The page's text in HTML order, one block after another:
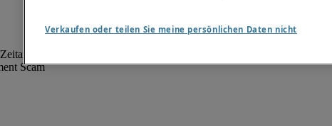
Scam
Verkaufen oder teilen Sie meine persönlichen Daten nicht